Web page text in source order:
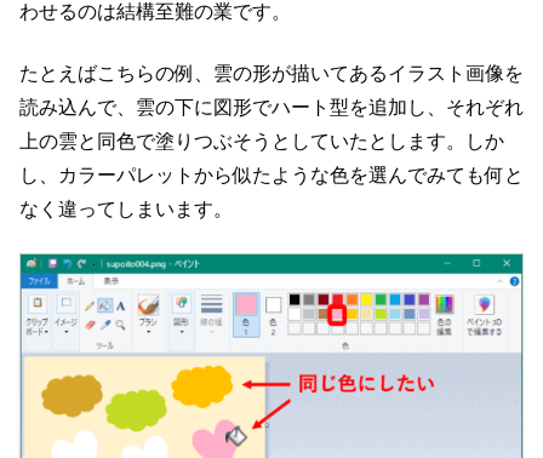
わせるのは結構至難の業です。
たとえばこちらの例、雲の形が描いてあるイラスト画像を
読み込んで、雲の下に図形でハート型を追加し、それぞれ
上の雲と同色で塗りつぶそうとしていたとします。しか
し、カラーパレットから似たような色を選んでみても何と
なく違ってしまいます。